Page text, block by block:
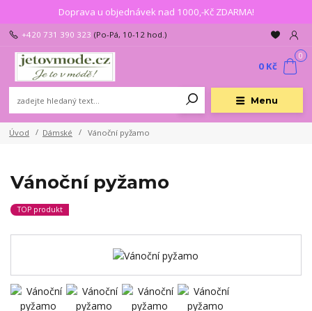
Doprava u objednávek nad 1000,-Kč ZDARMA!
Menu
+420 731 390 323 (Po-Pá, 10-12 hod.)
0
0 Kč
Úvod Dámské Vánoční pyžamo
Vánoční pyžamo
TOP produkt